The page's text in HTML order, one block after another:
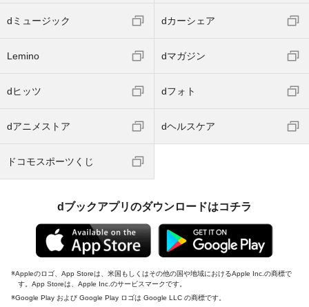
dミュージック dカーシェア
Lemino dマガジン
dヒッツ dフォト
dアニメストア dヘルスケア
ドコモスポーツくじ
dブックアプリのダウンロードはコチラ
Appleのロゴ、App Storeは、米国もしくはその他の国や地域におけるApple Inc.の商標で
す。App Storeは、Apple Inc.のサービスマークです。
Google Play および Google Play ロゴは Google LLC の商標です。